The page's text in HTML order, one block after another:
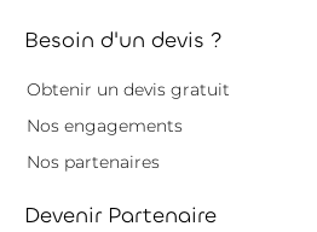
Besoin d'un devis ?
Obtenir un devis gratuit
Nos engagements
Nos partenaires
Devenir Partenaire